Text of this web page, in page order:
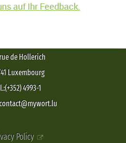
auf Ihr Feedback.
de Hollerich
Luxembourg
4993-1
Policy